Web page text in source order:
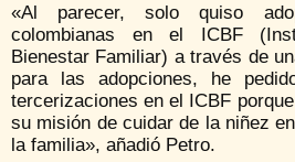
«Al parecer, solo quiso
colombianas en el ICBF
Bienestar Familiar) a través de
para las adopciones, he
tercerizaciones en el ICBF
su misión de cuidar de la niñez
la familia», añadió Petro.